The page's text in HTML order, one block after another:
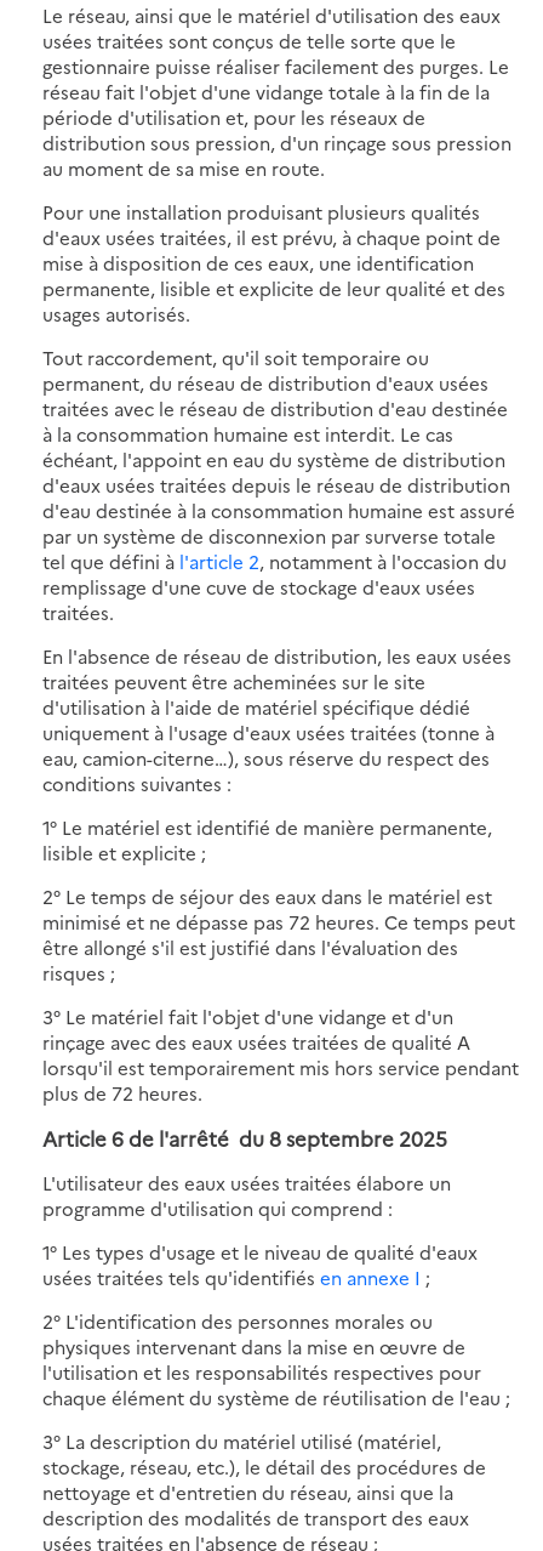
Le réseau, ainsi que le matériel d'utilisation des eaux
usées traitées sont conçus de telle sorte que le
gestionnaire puisse réaliser facilement des purges. Le
réseau fait l'objet d'une vidange totale à la fin de la
période d'utilisation et, pour les réseaux de
distribution sous pression, d'un rinçage sous pression
au moment de sa mise en route.
Pour une installation produisant plusieurs qualités
d'eaux usées traitées, il est prévu, à chaque point de
mise à disposition de ces eaux, une identification
permanente, lisible et explicite de leur qualité et des
usages autorisés.
Tout raccordement, qu'il soit temporaire ou
permanent, du réseau de distribution d'eaux usées
traitées avec le réseau de distribution d'eau destinée
à la consommation humaine est interdit. Le cas
échéant, l'appoint en eau du système de distribution
d'eaux usées traitées depuis le réseau de distribution
d'eau destinée à la consommation humaine est assuré
par un système de disconnexion par surverse totale
tel que défini à l'article 2, notamment à l'occasion du
remplissage d'une cuve de stockage d'eaux usées
traitées.
En l'absence de réseau de distribution, les eaux usées
traitées peuvent être acheminées sur le site
d'utilisation à l'aide de matériel spécifique dédié
uniquement à l'usage d'eaux usées traitées (tonne à
eau, camion-citerne…), sous réserve du respect des
conditions suivantes :
1° Le matériel est identifié de manière permanente,
lisible et explicite ;
2° Le temps de séjour des eaux dans le matériel est
minimisé et ne dépasse pas 72 heures. Ce temps peut
être allongé s'il est justifié dans l'évaluation des
risques ;
3° Le matériel fait l'objet d'une vidange et d'un
rinçage avec des eaux usées traitées de qualité A
lorsqu'il est temporairement mis hors service pendant
plus de 72 heures.
Article 6 de l'arrêté du 8 septembre 2025
L'utilisateur des eaux usées traitées élabore un
programme d'utilisation qui comprend :
1° Les types d'usage et le niveau de qualité d'eaux
usées traitées tels qu'identifiés en annexe I ;
2° L'identification des personnes morales ou
physiques intervenant dans la mise en œuvre de
l'utilisation et les responsabilités respectives pour
chaque élément du système de réutilisation de l'eau ;
3° La description du matériel utilisé (matériel,
stockage, réseau, etc.), le détail des procédures de
nettoyage et d'entretien du réseau, ainsi que la
description des modalités de transport des eaux
usées traitées en l'absence de réseau ;